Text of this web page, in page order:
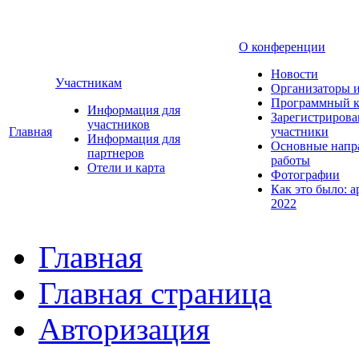
Главная
Участникам
Информация для
участников
Информация для
партнеров
Отели и карта
О конференции
Новости
Организаторы
Программный
участники
Основные
работы
Фотографии
Как это было:
2022
Главная
Главная страница
Авторизация